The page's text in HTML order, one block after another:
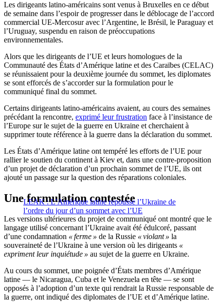
Les dirigeants latino-américains sont venus à Bruxelles en ce début
de semaine dans l’espoir de progresser dans le déblocage de l’accord
commercial UE-Mercosur avec l’Argentine, le Brésil, le Paraguay et
l’Uruguay, suspendu en raison de préoccupations
environnementales.
Alors que les dirigeants de l’UE et leurs homologues de la
Communauté des États d’Amérique latine et des Caraïbes (CELAC)
se réunissaient pour la deuxième journée du sommet, les diplomates
se sont efforcés de s’accorder sur la formulation pour le
communiqué final du sommet.
Certains dirigeants latino-américains avaient, au cours des semaines
précédant la rencontre, exprimé leur frustration face à l’insistance de
l’Europe sur le sujet de la guerre en Ukraine et cherchaient à
supprimer toute référence à la guerre dans la déclaration du sommet.
Les États d’Amérique latine ont tempéré les efforts de l’UE pour
rallier le soutien du continent à Kiev et, dans une contre-proposition
d’un projet de déclaration d’un prochain sommet de l’UE, ils ont
ajouté un passage sur la question des réparations coloniales.
LEAK : L’Amérique latine repousse l’Ukraine de
l’ordre du jour d’un sommet avec l’UE
Une formulation contestée
Les versions ultérieures du projet de communiqué ont montré que le
langage utilisé concernant l’Ukraine avait été édulcoré, passant
d’une condamnation « ferme » de la Russie « violant » la
souveraineté de l’Ukraine à une version où les dirigeants «
expriment leur inquiétude » au sujet de la guerre en Ukraine.
Au cours du sommet, une poignée d’États membres d’Amérique
latine — le Nicaragua, Cuba et le Venezuela en tête — se sont
opposés à l’adoption d’un texte qui rendrait la Russie responsable de
la guerre, ont indiqué des diplomates de l’UE et d’Amérique latine.